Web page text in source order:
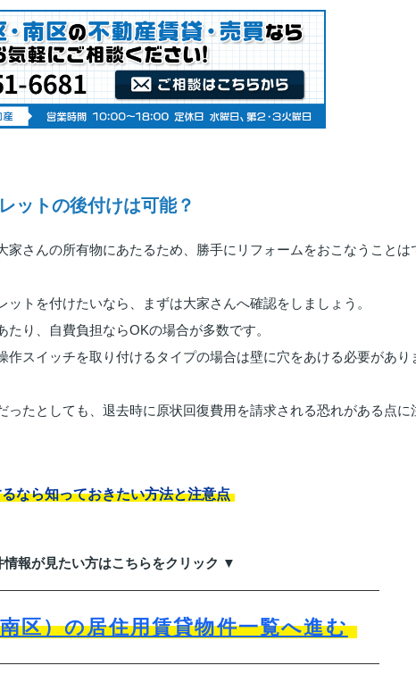
ットの後付けは可能？
さんの所有物にあたるため、勝手にリフォームをおこなうことは
トを付けたいなら、まずは大家さんへ確認をしましょう。
り、自費負担ならOKの場合が多数です。
スイッチを取り付けるタイプの場合は壁に穴をあける必要があり
ったとしても、退去時に原状回復費用を請求される恐れがある点に
なら知っておきたい方法と注意点
報が見たい方はこちらをクリック ▼
区）の居住用賃貸物件一覧へ進む